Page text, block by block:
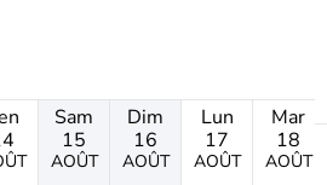
Sam
15
AOÛT
Dim
16
AOÛT
Lun
17
AOÛT
Mar
18
AOÛT